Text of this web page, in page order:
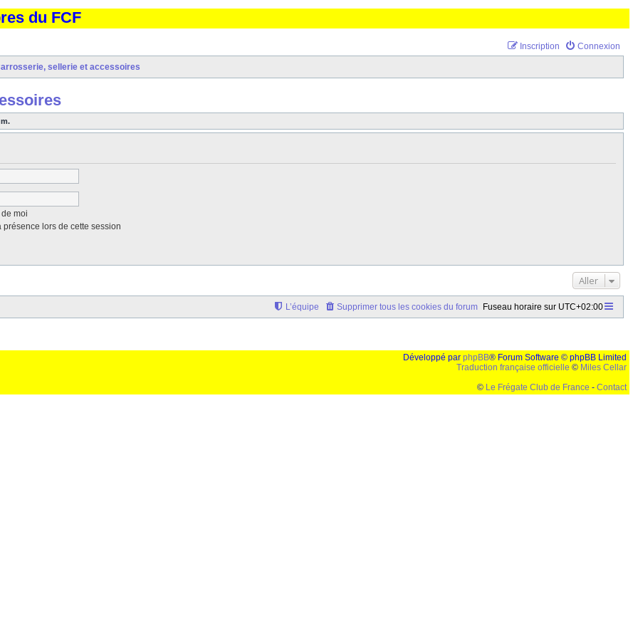
du FCF
Connexion
Inscription
sellerie et accessoires
moi
présence lors de cette session
Aller
Fuseau horaire sur UTC+02:00
Supprimer tous les cookies du forum
L’équipe
Développé par phpBB® Forum Software © phpBB Limited
Traduction française officielle © Miles Cellar
© Le Frégate Club de France - Contact